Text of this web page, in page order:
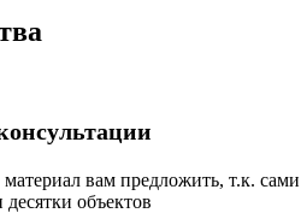
вам предложить, т.к. сами
объектов